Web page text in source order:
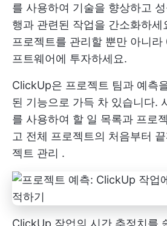
를 사용하여 기술을 향상하고
행과 관련된 작업을 간소화하
프로젝트를 관리할 뿐만 아니라
프트웨어에 투자하세요.
ClickUp은 프로젝트 팀과 예측
된 기능으로 가득 차 있습니다.
를 사용하여 할 일 목록과 프로
고 전체 프로젝트의 처음부터
젝트 관리 .
ClickUp 작업의 시간 추정치를